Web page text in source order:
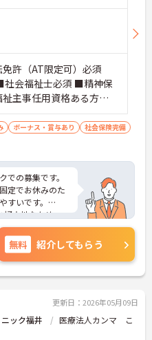
許（AT限定可）必須
会福祉士必須 ■精神保
主事任用資格ある方歓
ボーナス・賞与あり
社会保険完備
での募集です。
定でお休みのた
すいです。
好立地なため、
トをお伝えしま
さい。
無料 紹介してもらう
更新日：2026年05月09日
ック福井
医療法人カンマ こ